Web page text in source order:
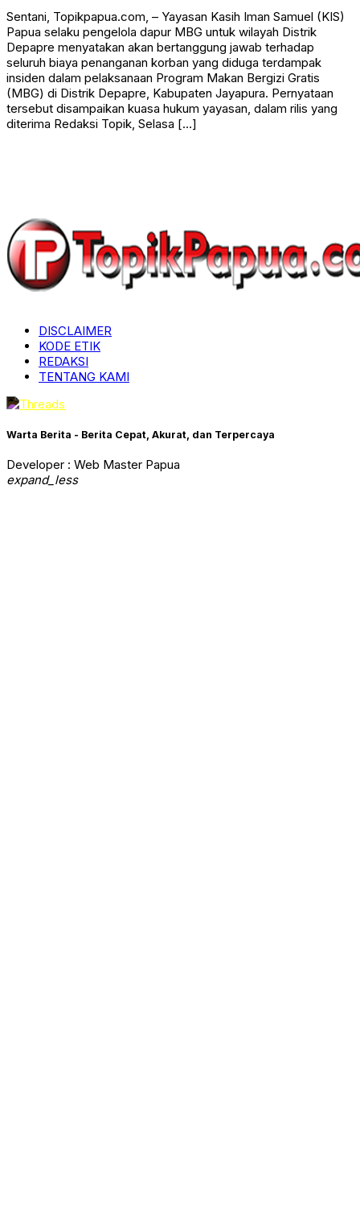
Sentani, Topikpapua.com, – Yayasan Kasih Iman Samuel (KIS)
Papua selaku pengelola dapur MBG untuk wilayah Distrik
Depapre menyatakan akan bertanggung jawab terhadap
seluruh biaya penanganan korban yang diduga terdampak
insiden dalam pelaksanaan Program Makan Bergizi Gratis
(MBG) di Distrik Depapre, Kabupaten Jayapura. Pernyataan
tersebut disampaikan kuasa hukum yayasan, dalam rilis yang
diterima Redaksi Topik, Selasa […]
DISCLAIMER
KODE ETIK
REDAKSI
TENTANG KAMI
Warta Berita - Berita Cepat, Akurat, dan Terpercaya
Developer : Web Master Papua
expand_less